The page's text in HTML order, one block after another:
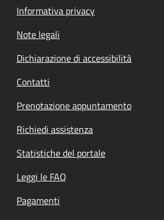
Informativa privacy
Note legali
Dichiarazione di accessibilità
Contatti
Prenotazione appuntamento
Richiedi assistenza
Statistiche del portale
Leggi le FAQ
Pagamenti